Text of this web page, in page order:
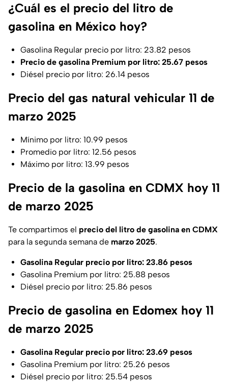
¿Cuál es el precio del litro de
gasolina en México hoy?
Gasolina Regular precio por litro: 23.82 pesos
Precio de gasolina Premium por litro: 25.67 pesos
Diésel precio por litro: 26.14 pesos
Precio del gas natural vehicular 11 de
marzo 2025
Mínimo por litro: 10.99 pesos
Promedio por litro: 12.56 pesos
Máximo por litro: 13.99 pesos
Precio de la gasolina en CDMX hoy 11
de marzo 2025
Te compartimos el precio del litro de gasolina en CDMX
para la segunda semana de marzo 2025.
Gasolina Regular precio por litro: 23.86 pesos
Gasolina Premium por litro: 25.88 pesos
Diésel precio por litro: 25.86 pesos
Precio de gasolina en Edomex hoy 11
de marzo 2025
Gasolina Regular precio por litro: 23.69 pesos
Gasolina Premium por litro: 25.26 pesos
Diésel precio por litro: 25.54 pesos